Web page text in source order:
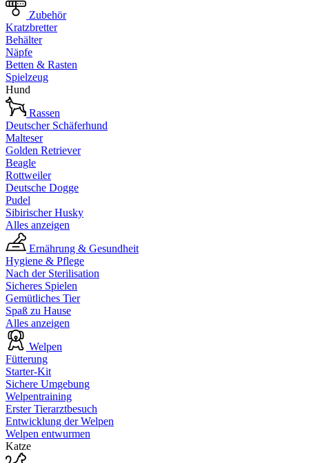
Zubehör
Kratzbretter
Behälter
Näpfe
Betten & Rasten
Spielzeug
Hund
Rassen
Deutscher Schäferhund
Malteser
Golden Retriever
Beagle
Rottweiler
Deutsche Dogge
Pudel
Sibirischer Husky
Alles anzeigen
Ernährung & Gesundheit
Hygiene & Pflege
Nach der Sterilisation
Sicheres Spielen
Gemütliches Tier
Spaß zu Hause
Alles anzeigen
Welpen
Fütterung
Starter-Kit
Sichere Umgebung
Welpentraining
Erster Tierarztbesuch
Entwicklung der Welpen
Welpen entwurmen
Katze